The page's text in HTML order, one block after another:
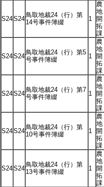
S24S24
鳥取地裁24（行）第
14号事件簿綴
1
農
地
開
拓
課
S24S24
鳥取地裁24（行）第5
号事件簿綴
1
農
地
開
拓
課
S24S24
鳥取地裁24（行）第7
号事件簿綴
1
農
地
開
拓
課
S24S24
鳥取地裁24（行）第
10号事件簿綴
1
農
地
開
拓
課
S24S24
鳥取地裁24（行）第
13号事件簿綴
1
農
地
開
拓
課